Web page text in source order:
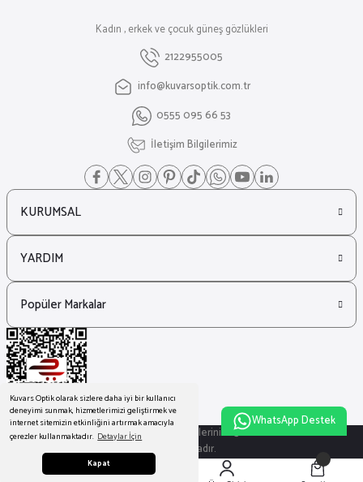
Kuvars Optik olarak sizlere daha iyi bir kullanıcı
deneyimi sunmak, hizmetlerimizi geliştirmek ve
internet sitemizin etkinliğini artırmak amacıyla
çerezler kullanmaktadır. Detaylar İçin
Kapat
Kadın , erkek ve çocuk güneş gözlükleri
2122955005
info@kuvarsoptik.com.tr
0555 095 66 53
İletişim Bilgilerimiz
KURUMSAL
YARDIM
Popüler Markalar
© Tüm Hakları Saklıdır. Kredi kartı bilgileriniz 256bit SSL sertifikası ile
korunmaktadır.
WhatsApp Destek
ile